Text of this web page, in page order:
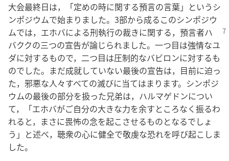
大会最終日は，「定めの時に関する預言の言葉」というシ
ンポジウムで始まりました。3部から成るこのシンポジウ
ムでは，エホバによる刑執行の裁きに関する， 預言者ハ
バククの三つの宣告が論じられました。一つ目は強情なユ
ダに対するもので，二つ目は圧制的なバビロンに対するも
のでした。まだ成就していない最後の宣告は，目前に迫っ
た，邪悪な人々すべての滅びに当てはまります。シンポジ
ウムの最後の部分を扱った兄弟は，ハルマゲドンについ
て，「エホバがご自分の大きな力を余すところなく振るわ
れると，まさに畏怖の念を起こさせるものとなるでしょ
う」と述べ，聴衆の心に健全で敬虔な恐れを呼び起こしま
した。